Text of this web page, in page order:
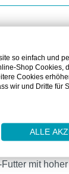
Low S1P
aus
mit
so einfach und
Shop Cookies,
Cookies
wir und Dritte für
ALLE